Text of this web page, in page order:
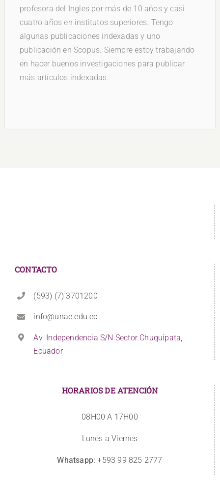
profesora del Ingles por más de 10 años y casi
cuatro años en institutos superiores. Tengo
algunas publicaciones indexadas y uno
publicación en Scopus. Siempre estoy trabajando
en hacer buenos investigaciones para publicar
más artículos indexadas.
CONTACTO
(593) (7) 3701200
info@unae.edu.ec
Av. Independencia S/N Sector Chuquipata,
Ecuador
HORARIOS DE ATENCIÓN
08H00 A 17H00
Lunes a Viernes
Whatsapp: +593 99 825 2777